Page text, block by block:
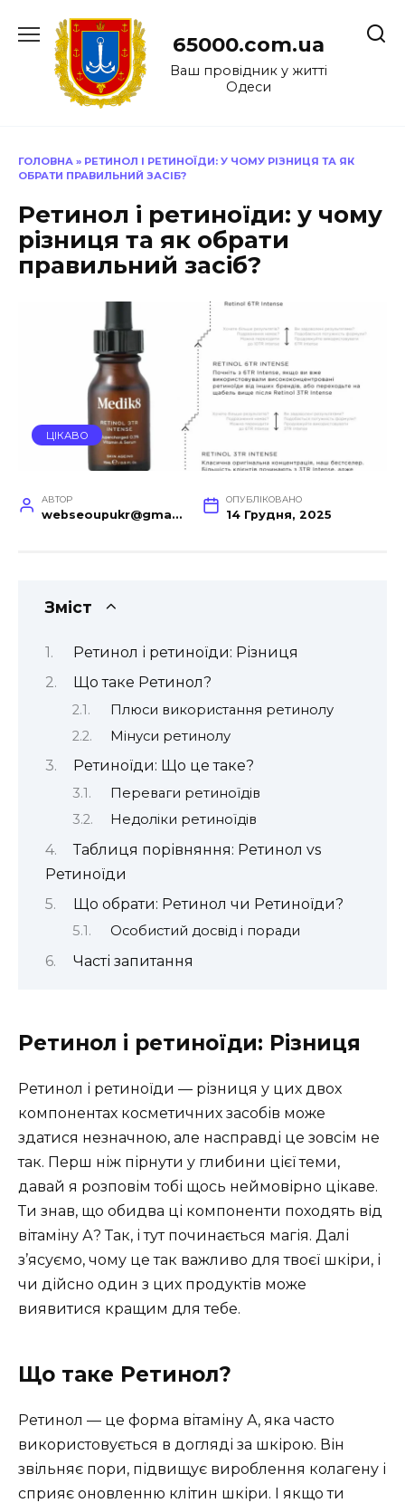
до
65000.com.ua
Ваш провідник у житті
Одеси
ГОЛОВНА » РЕТИНОЛ І РЕТИНОЇДИ: У ЧОМУ РІЗНИЦЯ ТА ЯК
ОБРАТИ ПРАВИЛЬНИЙ ЗАСІБ?
Ретинол і ретиноїди: у чому
різниця та як обрати
правильний засіб?
ЦІКАВО
АВТОР
webseoupukr@gmail.com
ОПУБЛІКОВАНО
14 Грудня, 2025
Зміст
Ретинол і ретиноїди: Різниця
Що таке Ретинол?
Плюси використання ретинолу
Мінуси ретинолу
Ретиноїди: Що це таке?
Переваги ретиноїдів
Недоліки ретиноїдів
Таблиця порівняння: Ретинол vs
Ретиноїди
Що обрати: Ретинол чи Ретиноїди?
Особистий досвід і поради
Часті запитання
Ретинол і ретиноїди: Різниця
Ретинол і ретиноїди — різниця у цих двох
компонентах косметичних засобів може
здатися незначною, але насправді це зовсім не
так. Перш ніж пірнути у глибини цієї теми,
давай я розповім тобі щось неймовірно цікаве.
Ти знав, що обидва ці компоненти походять від
вітаміну А? Так, і тут починається магія. Далі
з’ясуємо, чому це так важливо для твоєї шкіри, і
чи дійсно один з цих продуктів може
виявитися кращим для тебе.
Що таке Ретинол?
Ретинол — це форма вітаміну А, яка часто
використовується в догляді за шкірою. Він
звільняє пори, підвищує вироблення колагену і
сприяє оновленню клітин шкіри. І якщо ти